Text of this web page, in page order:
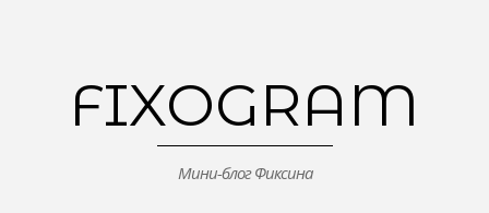
FIXOGRAM
Мини-блог Фиксина